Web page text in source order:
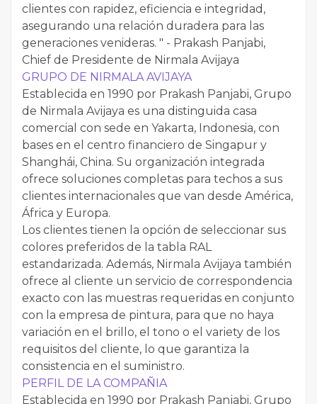
clientes con rapidez, eficiencia e integridad,
asegurando una relación duradera para las
generaciones venideras. " - Prakash Panjabi,
Chief de Presidente de Nirmala Avijaya
GRUPO DE NIRMALA AVIJAYA
Establecida en 1990 por Prakash Panjabi, Grupo
de Nirmala Avijaya es una distinguida casa
comercial con sede en Yakarta, Indonesia, con
bases en el centro financiero de Singapur y
Shanghái, China. Su organización integrada
ofrece soluciones completas para techos a sus
clientes internacionales que van desde América,
África y Europa.
Los clientes tienen la opción de seleccionar sus
colores preferidos de la tabla RAL
estandarizada. Además, Nirmala Avijaya también
ofrece al cliente un servicio de correspondencia
exacto con las muestras requeridas en conjunto
con la empresa de pintura, para que no haya
variación en el brillo, el tono o el variety de los
requisitos del cliente, lo que garantiza la
consistencia en el suministro.
PERFIL DE LA COMPAÑIA
Establecida en 1990 por Prakash Panjabi, Grupo